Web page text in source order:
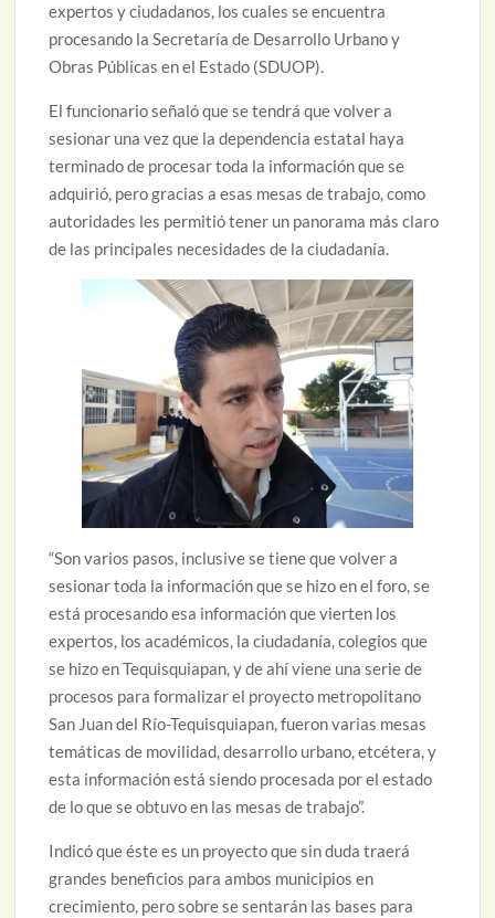
expertos y ciudadanos, los cuales se encuentra
procesando la Secretaría de Desarrollo Urbano y
Obras Públicas en el Estado (SDUOP).
El funcionario señaló que se tendrá que volver a
sesionar una vez que la dependencia estatal haya
terminado de procesar toda la información que se
adquirió, pero gracias a esas mesas de trabajo, como
autoridades les permitió tener un panorama más claro
de las principales necesidades de la ciudadanía.
“Son varios pasos, inclusive se tiene que volver a
sesionar toda la información que se hizo en el foro, se
está procesando esa información que vierten los
expertos, los académicos, la ciudadanía, colegios que
se hizo en Tequisquiapan, y de ahí viene una serie de
procesos para formalizar el proyecto metropolitano
San Juan del Río-Tequisquiapan, fueron varias mesas
temáticas de movilidad, desarrollo urbano, etcétera, y
esta información está siendo procesada por el estado
de lo que se obtuvo en las mesas de trabajo”.
Indicó que éste es un proyecto que sin duda traerá
grandes beneficios para ambos municipios en
crecimiento, pero sobre se sentarán las bases para